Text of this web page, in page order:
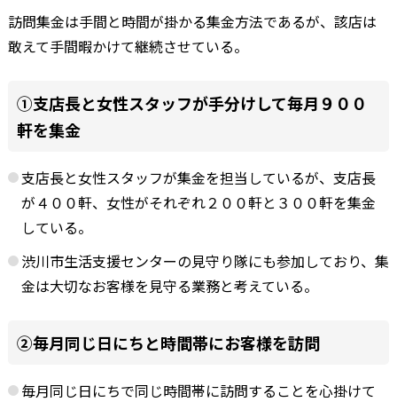
訪問集金は手間と時間が掛かる集金方法であるが、該店は
敢えて手間暇かけて継続させている。
①支店長と女性スタッフが手分けして毎月９００
軒を集金
支店長と女性スタッフが集金を担当しているが、支店長
が４００軒、女性がそれぞれ２００軒と３００軒を集金
している。
渋川市生活支援センターの見守り隊にも参加しており、集
金は大切なお客様を見守る業務と考えている。
②毎月同じ日にちと時間帯にお客様を訪問
毎月同じ日にちで同じ時間帯に訪問することを心掛けて